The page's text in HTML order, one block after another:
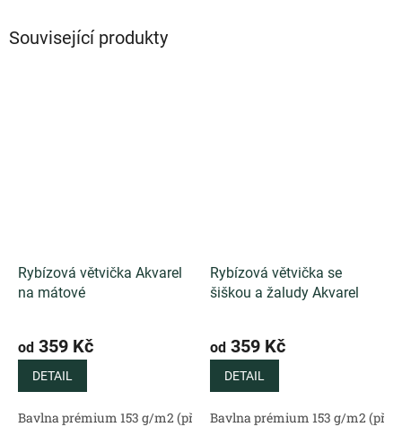
Související produkty
Rybízová větvička Akvarel
na mátové
od 359 Kč
DETAIL
Bavlna prémium 153 g/m2 (přírodní) Bavlněný satén 130 g/
Rybízová větvička se
šiškou a žaludy Akvarel
od 359 Kč
DETAIL
Bavlna prémium 153 g/m2